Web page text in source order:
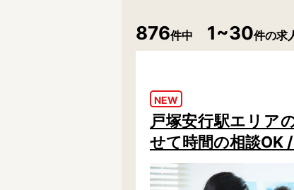
876件中 1~30件の求
NEW
戸塚安行駅エリア
せて時間の相談OK
認可外保育園
児童館
土日祝休み
週3日以内